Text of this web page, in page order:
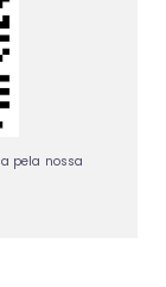
pela nossa